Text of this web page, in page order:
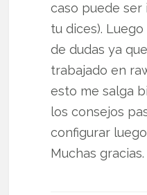
caso puede ser
tu dices).
de dudas ya
trabajado en
esto me salga
los consejos
configurar
Muchas gracias.